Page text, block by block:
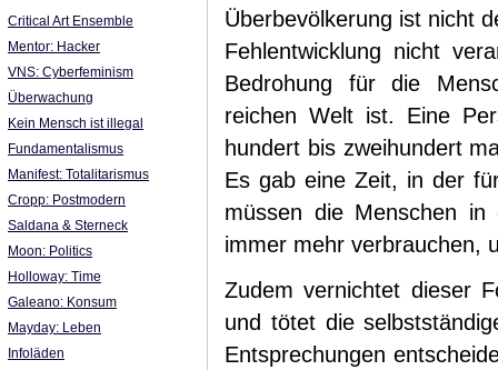
Critical Art Ensemble
Mentor: Hacker
VNS: Cyberfeminism
Überwachung
Kein Mensch ist illegal
Fundamentalismus
Manifest: Totalitarismus
Cropp: Postmodern
Saldana & Sterneck
Moon: Politics
Holloway: Time
Galeano: Konsum
Mayday: Leben
Infoläden
Überbevölkerung ist nicht
Fehlentwicklung nicht
Bedrohung für die
reichen Welt ist. Eine
hundert bis zweihundert
Es gab eine Zeit, in der
müssen die Menschen in
immer mehr verbrauchen,
Zudem vernichtet dieser
und tötet die
Entsprechungen